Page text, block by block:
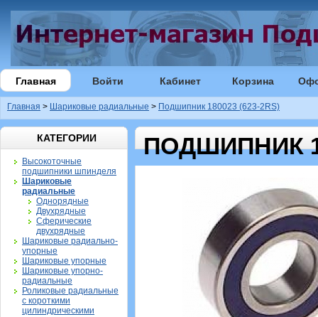
Главная Войти Кабинет Корзина
Главная > Шариковые радиальные > Подшипник 180023 (623-2RS)
КАТЕГОРИИ
Высокоточные
подшипники шпинделя
Шариковые
радиальные
Однорядные
Двухрядные
Сферические
двухрядные
Шариковые радиально-
упорные
Шариковые упорные
Шариковые упорно-
радиальные
Роликовые радиальные
с короткими
цилиндрическими
ПОДШИПНИК